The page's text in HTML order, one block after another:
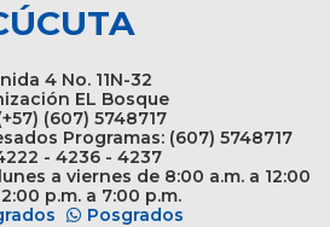
4 No. 11N-32
EL Bosque
(607) 5748717
Programas: (607) 5748717
- 4236 - 4237
a viernes de 8:00 a.m. a 12:00
p.m. a 7:00 p.m.
Posgrados